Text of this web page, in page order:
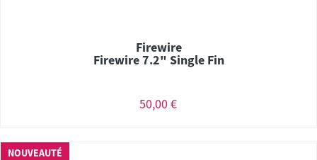
Firewire
Firewire 7.2" Single Fin
50,00 €
NOUVEAUTÉ